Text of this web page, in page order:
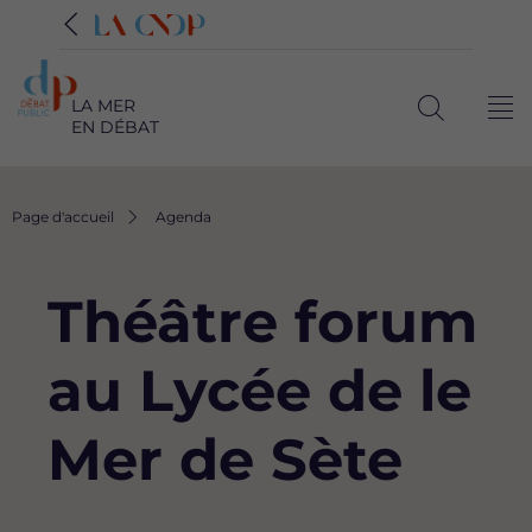
LA MER
EN DÉBAT
Fil
Page d'accueil Agenda
Théâtre forum
au Lycée de le
Mer de Sète